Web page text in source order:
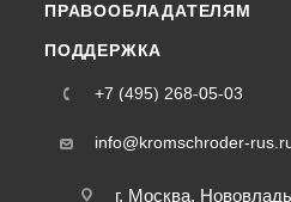
ПРАВООБЛАДАТЕЛЯМ
ПОДДЕРЖКА
+7 (495) 268-05-03
info@kromschroder-
г. Москва,